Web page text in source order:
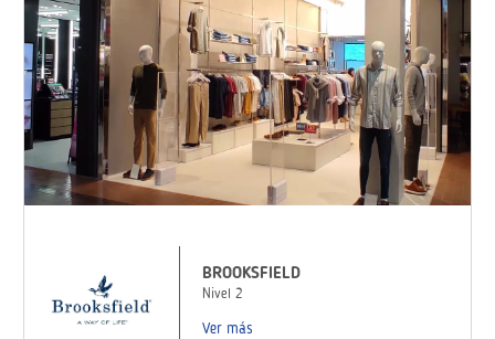
BROOKSFIELD
Nivel 2
Ver más